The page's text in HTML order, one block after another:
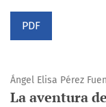
PDF
Ángel Elisa Pérez
La aventura